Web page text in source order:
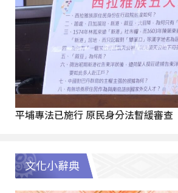
平埔專法已施行 原民身分法暫緩審查
文化小辭典